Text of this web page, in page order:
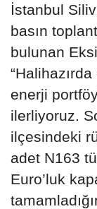
İstanbul
basın
bulunan
enerji
ilerliyoruz.
ilçesindeki
adet N163
Euro’luk